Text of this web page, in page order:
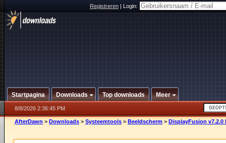
Registreren|Login:
Startpagina Downloads Top downloads Meer
8/8/2026 2:36:45 PM
AfterDawn > Downloads > Systeemtools > Beeldscherm > DisplayFusion v7.2.0